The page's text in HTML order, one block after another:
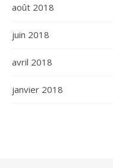
août 2018
juin 2018
avril 2018
janvier 2018